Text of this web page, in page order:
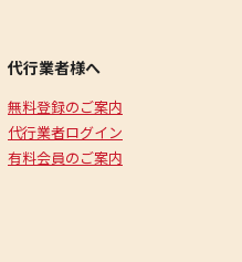
代行業者様へ
無料登録のご案内
代行業者ログイン
有料会員のご案内